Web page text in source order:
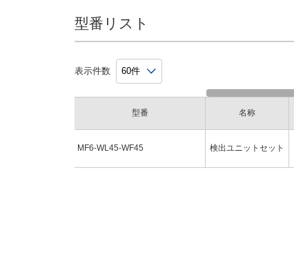
型番リスト
表示件数
型番
MF6-WL45-WF45
名称
検出ユニットセット